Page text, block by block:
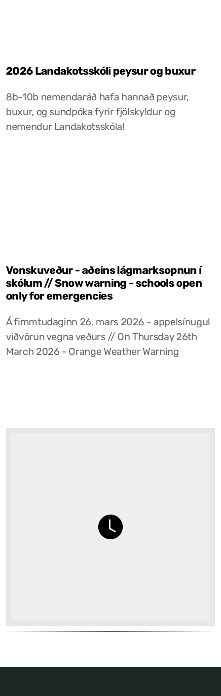
2026 Landakotsskóli peysur og buxur
8b-10b nemendaráð hafa hannað peysur,
buxur, og sundpóka fyrir fjölskyldur og
nemendur Landakotsskóla!
Vonskuveður - aðeins lágmarksopnun í
skólum // Snow warning - schools open
only for emergencies
Á fimmtudaginn 26. mars 2026 - appelsínugul
viðvörun vegna veðurs // On Thursday 26th
March 2026 - Orange Weather Warning